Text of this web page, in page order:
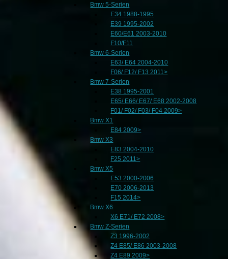
Bmw 5-Serien
E34 1988-1995
E39 1995-2002
E60/E61 2003-2010
F10/F11
Bmw 6-Serien
E63/ E64 2004-2010
F06/ F12/ F13 2011>
Bmw 7-Serien
E38 1995-2001
E65/ E66/ E67/ E68 2002-2008
F01/ F02/ F03/ F04 2009>
Bmw X1
E84 2009>
Bmw X3
E83 2004-2010
F25 2011>
Bmw X5
E53 2000-2006
E70 2006-2013
F15 2014>
Bmw X6
X6 E71/ E72 2008>
Bmw Z-Serien
Z3 1996-2002
Z4 E85/ E86 2003-2008
Z4 E89 2009>